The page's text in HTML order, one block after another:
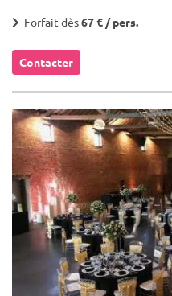
Forfait dès67 € / pers.
Contacter